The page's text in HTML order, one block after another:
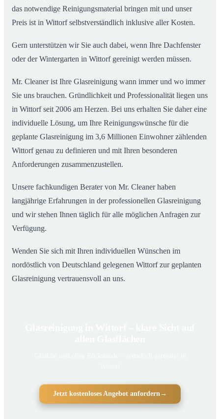
das notwendige Reinigungsmaterial bringen mit und unser
Preis ist in Wittorf selbstverständlich inklusive aller Kosten.
Gern unterstützen wir Sie auch dabei, wenn Ihre Dachfenster
oder der Wintergarten in Wittorf gereinigt werden müssen.
Mr. Cleaner ist Ihre Glasreinigung wann immer und wo immer
Sie uns brauchen. Gründlichkeit und Professionalität liegen uns
in Wittorf seit 2006 am Herzen. Bei uns erhalten Sie daher eine
individuelle Lösung, um Ihre Reinigungswünsche für die
geplante Glasreinigung im 3,6 Millionen Einwohner zählenden
Wittorf genau zu definieren und mit Ihren besonderen
Anforderungen zusammenzustellen.
Unsere fachkundigen Berater von Mr. Cleaner haben
langjährige Erfahrungen in der professionellen Glasreinigung
und wir stehen Ihnen täglich für alle möglichen Anfragen zur
Verfügung.
Wenden Sie sich mit Ihren individuellen Wünschen im
nordöstlich von Deutschland gelegenen Wittorf zur geplanten
Glasreinigung vertrauensvoll an uns.
Jetzt kostenloses Angebot anfordern→